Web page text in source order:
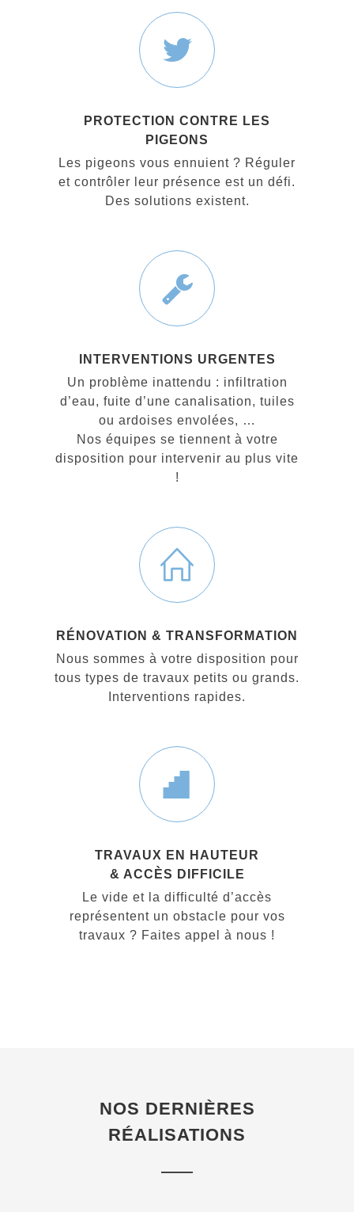
PROTECTION CONTRE LES
PIGEONS
Les pigeons vous ennuient ? Réguler
et contrôler leur présence est un défi.
Des solutions existent.
INTERVENTIONS URGENTES
Un problème inattendu : infiltration
d’eau, fuite d’une canalisation, tuiles
ou ardoises envolées, …
Nos équipes se tiennent à votre
disposition pour intervenir au plus vite
!
RÉNOVATION & TRANSFORMATION
Nous sommes à votre disposition pour
tous types de travaux petits ou grands.
Interventions rapides.
TRAVAUX EN HAUTEUR
& ACCÈS DIFFICILE
Le vide et la difficulté d’accès
représentent un obstacle pour vos
travaux ? Faites appel à nous !
NOS DERNIÈRES
RÉALISATIONS